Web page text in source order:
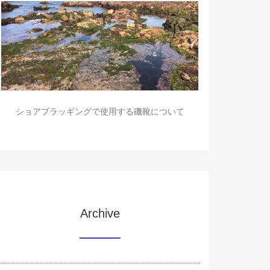
ショアプラッギングで使用する磯靴について
Archive